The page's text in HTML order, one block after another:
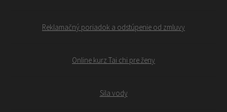
Reklamačný poriadok a odstúpenie od zmluvy
Online kurz Tai chi pre ženy
Sila vody